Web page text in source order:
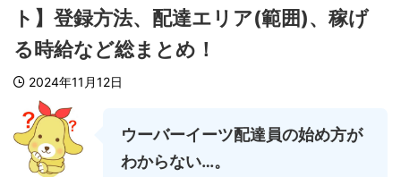
ト】登録方法、配達エリア(範囲)、稼げ
る時給など総まとめ！
2024年11月12日
ウーバーイーツ配達員の始め方が
わからない…。